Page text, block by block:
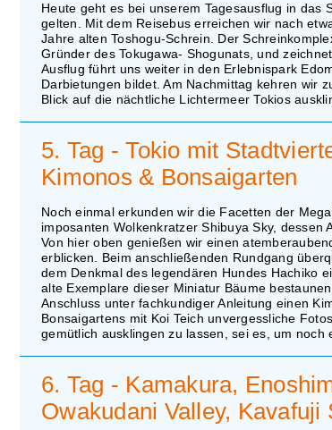
Heute geht es bei unserem Tagesausflug in das
gelten. Mit dem Reisebus erreichen wir nach
Jahre alten Toshogu-Schrein. Der
Gründer des Tokugawa- Shogunats, und
Ausflug führt uns weiter in den Erlebnispark
Darbietungen bildet. Am Nachmittag kehren wir
Blick auf die nächtliche Lichtermeer Tokios
5. Tag - Tokio mit
Kimonos & Bonsaigarten
Noch einmal erkunden wir die Facetten der
imposanten Wolkenkratzer Shibuya Sky,
Von hier oben genießen wir einen
erblicken. Beim anschließenden Rundgang
dem Denkmal des legendären Hundes Hachiko
alte Exemplare dieser Miniatur Bäume
Anschluss unter fachkundiger Anleitung einen
Bonsaigartens mit Koi Teich unvergessliche
gemütlich ausklingen zu lassen, sei es, um noch
6. Tag - Kamakura,
Owakudani Valley, Kavafuji